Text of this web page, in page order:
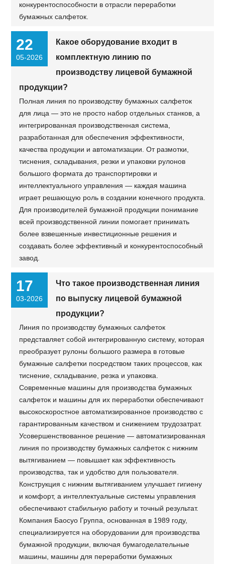
конкурентоспособности в отрасли переработки
бумажных салфеток.
22
05-2026
Какое оборудование входит в
комплектную линию по
производству лицевой бумажной
продукции?
Полная линия по производству бумажных салфеток
для лица — это не просто набор отдельных станков, а
интегрированная производственная система,
разработанная для обеспечения эффективности,
качества продукции и автоматизации. От размотки,
тиснения, складывания, резки и упаковки рулонов
большого формата до транспортировки и
интеллектуального управления — каждая машина
играет решающую роль в создании конечного продукта.
Для производителей бумажной продукции понимание
всей производственной линии помогает принимать
более взвешенные инвестиционные решения и
создавать более эффективный и конкурентоспособный
завод.
17
03-2026
Что такое производственная линия
по выпуску лицевой бумажной
продукции?
Линия по производству бумажных салфеток
представляет собой интегрированную систему, которая
преобразует рулоны большого размера в готовые
бумажные салфетки посредством таких процессов, как
тиснение, складывание, резка и упаковка.
Современные машины для производства бумажных
салфеток и машины для их переработки обеспечивают
высокоскоростное автоматизированное производство с
гарантированным качеством и снижением трудозатрат.
Усовершенствованное решение — автоматизированная
линия по производству бумажных салфеток с нижним
вытягиванием — повышает как эффективность
производства, так и удобство для пользователя.
Конструкция с нижним вытягиванием улучшает гигиену
и комфорт, а интеллектуальные системы управления
обеспечивают стабильную работу и точный результат.
Компания Баосуо Группа, основанная в 1989 году,
специализируется на оборудовании для производства
бумажной продукции, включая бумагоделательные
машины, машины для переработки бумажных